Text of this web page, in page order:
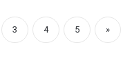
3 4 5 »